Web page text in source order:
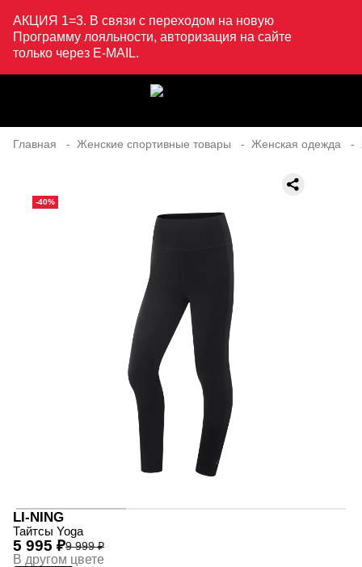
АКЦИЯ 1=3. В связи с переходом на новую
Программу лояльности, авторизация на сайте
только через E-MAIL.
Главная Женские спортивные товары Женская одежда
-40%
LI-NING
Тайтсы Yoga
9 999 ₽
5 995 ₽
В другом цвете